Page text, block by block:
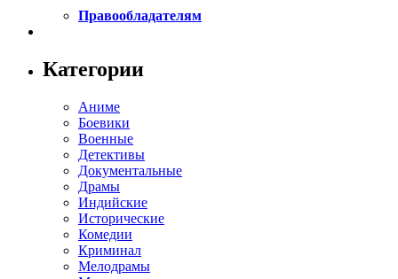
Правообладателям
Категории
Аниме
Боевики
Военные
Детективы
Документальные
Драмы
Индийские
Исторические
Комедии
Криминал
Мелодрамы